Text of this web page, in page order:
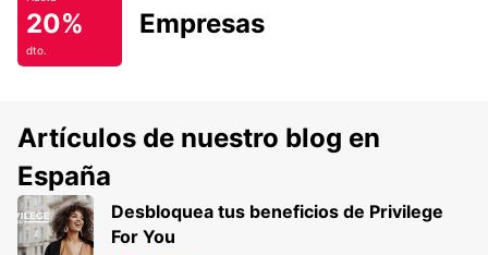
20%
dto.
Empresas
Artículos de nuestro blog en
España
Desbloquea tus beneficios de Privilege
For You